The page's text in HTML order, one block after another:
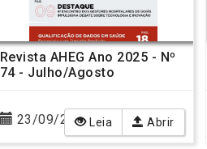
Revista AHEG Ano 2025 - Nº
74 - Julho/Agosto
23/09/2025Leia Abrir